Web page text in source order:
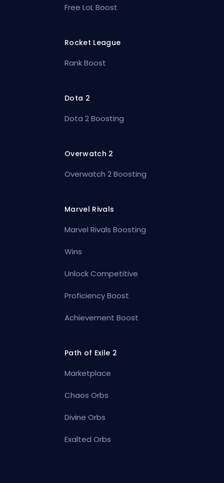
Free LoL Boost
Rocket League
Rank Boost
Dota 2
Dota 2 Boosting
Overwatch 2
Overwatch 2 Boosting
Marvel Rivals
Marvel Rivals Boosting
Wins
Unlock Competitive
Proficiency Boost
Achievement Boost
Path of Exile 2
Marketplace
Chaos Orbs
Divine Orbs
Exalted Orbs